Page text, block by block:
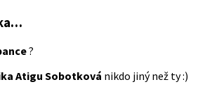
?
Atigu Sobotková nikdo jiný než ty :)